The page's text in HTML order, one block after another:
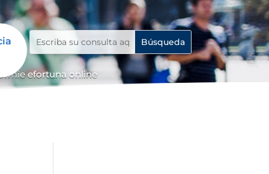
efortuna online